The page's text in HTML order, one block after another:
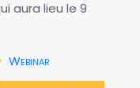
aura lieu le 9
Webinar